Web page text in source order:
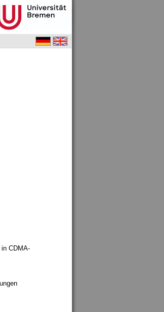
CDMA-